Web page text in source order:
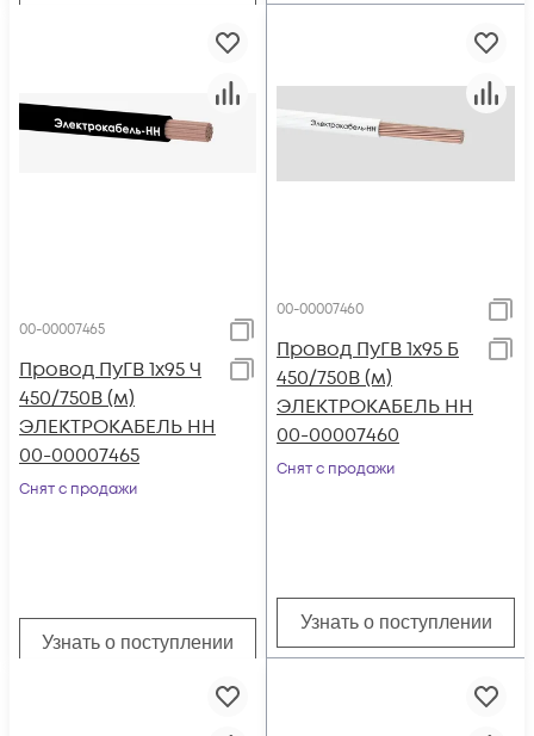
00-00007465
Провод ПуГВ 1х95 Ч
450/750В (м)
ЭЛЕКТРОКАБЕЛЬ НН
00-00007465
Снят с продажи
Узнать о поступлении
00-00007460
Провод ПуГВ 1х95 Б
450/750В (м)
ЭЛЕКТРОКАБЕЛЬ НН
00-00007460
Снят с продажи
Узнать о поступлении